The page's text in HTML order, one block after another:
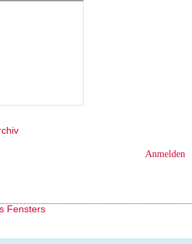
Anmelden